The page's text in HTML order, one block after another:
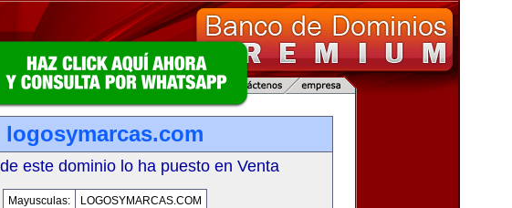
logosymarcas.com
este dominio lo ha puesto en Venta
Mayusculas:
LOGOSYMARCAS.COM